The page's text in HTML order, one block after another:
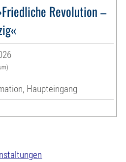
Revolution –
Haupteingang